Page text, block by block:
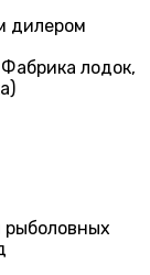
дилером
лодок,
рыболовных